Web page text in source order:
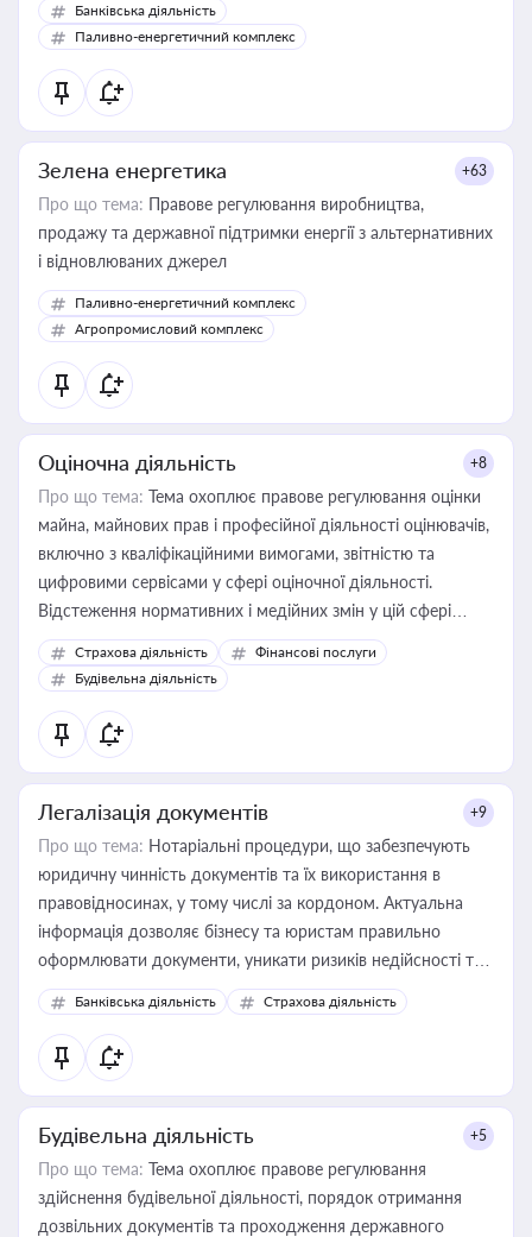
Банківська діяльність
Паливно-енергетичний комплекс
Зелена енергетика +63
Про що тема: Правове регулювання виробництва,
продажу та державної підтримки енергії з альтернативних
і відновлюваних джерел
Паливно-енергетичний комплекс
Агропромисловий комплекс
Оціночна діяльність +8
Про що тема: Тема охоплює правове регулювання оцінки
майна, майнових прав і професійної діяльності оцінювачів,
включно з кваліфікаційними вимогами, звітністю та
цифровими сервісами у сфері оціночної діяльності.
Відстеження нормативних і медійних змін у цій сфері
корисне для власника бізнесу, керівника, юриста або
бухгалтера під час оподаткування, приватизації, оренди
державного майна, корпоративних угод і перевірки
статусу суб'єктів оціночної діяльності
Страхова діяльність
Фінансові послуги
Будівельна діяльність
Легалізація документів +9
Про що тема: Нотаріальні процедури, що забезпечують
юридичну чинність документів та їх використання в
правовідносинах, у тому числі за кордоном. Актуальна
інформація дозволяє бізнесу та юристам правильно
оформлювати документи, уникати ризиків недійсності та
забезпечувати їх належне прийняття органами влади та
контрагентами
Банківська діяльність Страхова діяльність
Будівельна діяльність +5
Про що тема: Тема охоплює правове регулювання
здійснення будівельної діяльності, порядок отримання
дозвільних документів та проходження державного